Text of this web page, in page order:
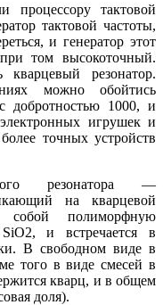
процессору тактовой
тактовой частоты,
и генератор этот
том высокоточный.
резонатор.
можно обойтись
добротностью 1000, и
игрушек и
точных устройств
резонатора —
на кварцевой
собой полиморфную
и встречается в
В свободном виде в
того в виде смесей в
кварц, и в общем
доля).